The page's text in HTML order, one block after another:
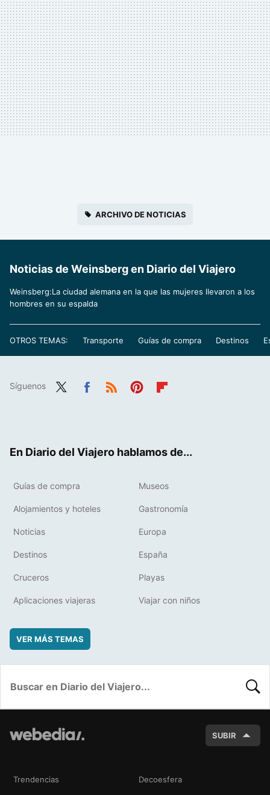
ARCHIVO DE NOTICIAS
Noticias de Weinsberg en Diario del Viajero
Weinsberg:La ciudad alemana en la que las mujeres llevaron a los
hombres en su espalda
OTROS TEMAS: Transporte Guías de compra Destinos
Síguenos
En Diario del Viajero hablamos de...
Guías de compra Museos
Alojamientos y hoteles Gastronomía
Noticias Europa
Destinos España
Cruceros Playas
Aplicaciones viajeras Viajar con niños
VER MÁS TEMAS
SUBIR
Trendencias Decoesfera